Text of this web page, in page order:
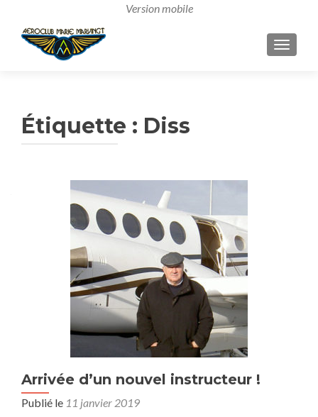
Étiquette : Diss
Arrivée d’un nouvel instructeur !
Publié le 11 janvier 2019